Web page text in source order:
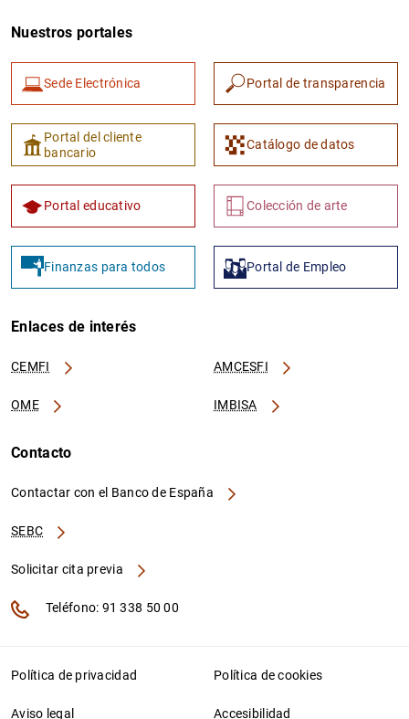
1 2
Nuestros portales
Sede Electrónica Portal de transparencia
Portal del cliente
bancario
Catálogo de datos
Portal educativo Colección de arte
Finanzas para todos Portal de Empleo
Enlaces de interés
CEMFI AMCESFI
OME IMBISA
Contacto
Contactar con el Banco de España
SEBC
Solicitar cita previa
Teléfono: 91 338 50 00
Política de privacidad Política de cookies
Aviso legal Accesibilidad